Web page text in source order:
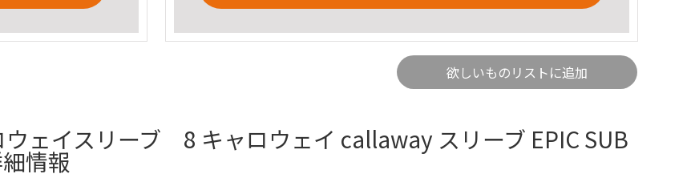
欲しいものリストに追加
ウェイスリーブ 8 キャロウェイ callaway スリーブ EPIC SUB
情報